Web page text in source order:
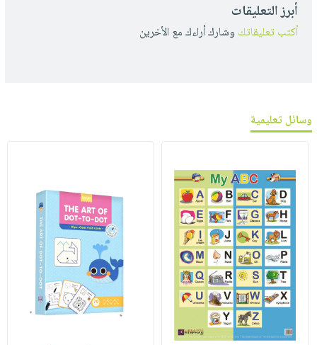
أبرز التعليقات
أكتب تعليقاتك وشارك أراءك مع الأخرين
وسائل تعليمية